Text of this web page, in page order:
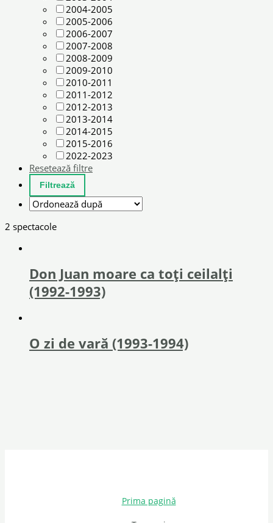
2004-2005
2005-2006
2006-2007
2007-2008
2008-2009
2009-2010
2010-2011
2011-2012
2012-2013
2013-2014
2014-2015
2015-2016
2022-2023
Resetează filtre
2 spectacole
Don Juan moare ca toți ceilalți
(1992-1993)
O zi de vară (1993-1994)
Prima pagină